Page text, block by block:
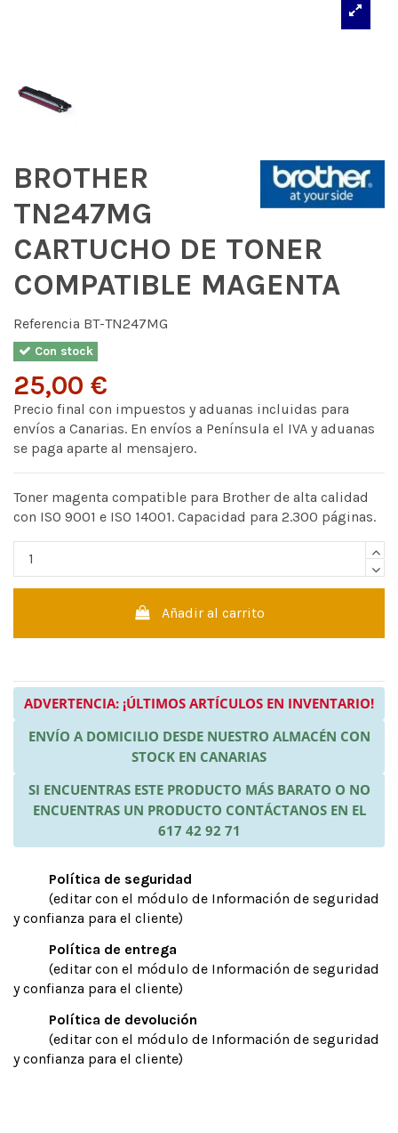
BROTHER
TN247MG
CARTUCHO DE TONER
COMPATIBLE MAGENTA
Referencia BT-TN247MG
Con stock
25,00 €
Precio final con impuestos y aduanas incluidas para
envíos a Canarias. En envíos a Península el IVA y aduanas
se paga aparte al mensajero.
Toner magenta compatible para Brother de alta calidad
con ISO 9001 e ISO 14001. Capacidad para 2.300 páginas.
Añadir al carrito
ADVERTENCIA: ¡ÚLTIMOS ARTÍCULOS EN INVENTARIO!
ENVÍO A DOMICILIO DESDE NUESTRO ALMACÉN CON
STOCK EN CANARIAS
SI ENCUENTRAS ESTE PRODUCTO MÁS BARATO O NO
ENCUENTRAS UN PRODUCTO CONTÁCTANOS EN EL
617 42 92 71
Política de seguridad
(editar con el módulo de Información de seguridad
y confianza para el cliente)
Política de entrega
(editar con el módulo de Información de seguridad
y confianza para el cliente)
Política de devolución
(editar con el módulo de Información de seguridad
y confianza para el cliente)